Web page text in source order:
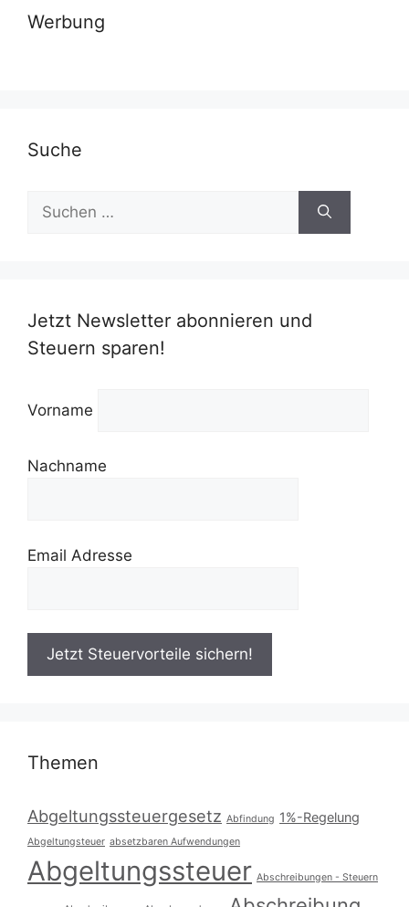
Werbung
Suche
nach:
Jetzt Newsletter abonnieren und
Steuern sparen!
Vorname
Nachname
Email Adresse
Themen
Abgeltungssteuergesetz Abfindung 1%-Regelung
Abgeltungsteuer absetzbaren Aufwendungen
Abgeltungssteuer Abschreibungen - Steuern